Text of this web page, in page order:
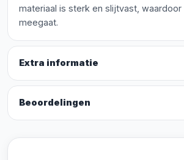
materiaal is sterk en slijtvast, waardoor
meegaat.
Extra informatie
Beoordelingen